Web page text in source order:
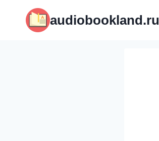
содержимому
audiobookland.ru